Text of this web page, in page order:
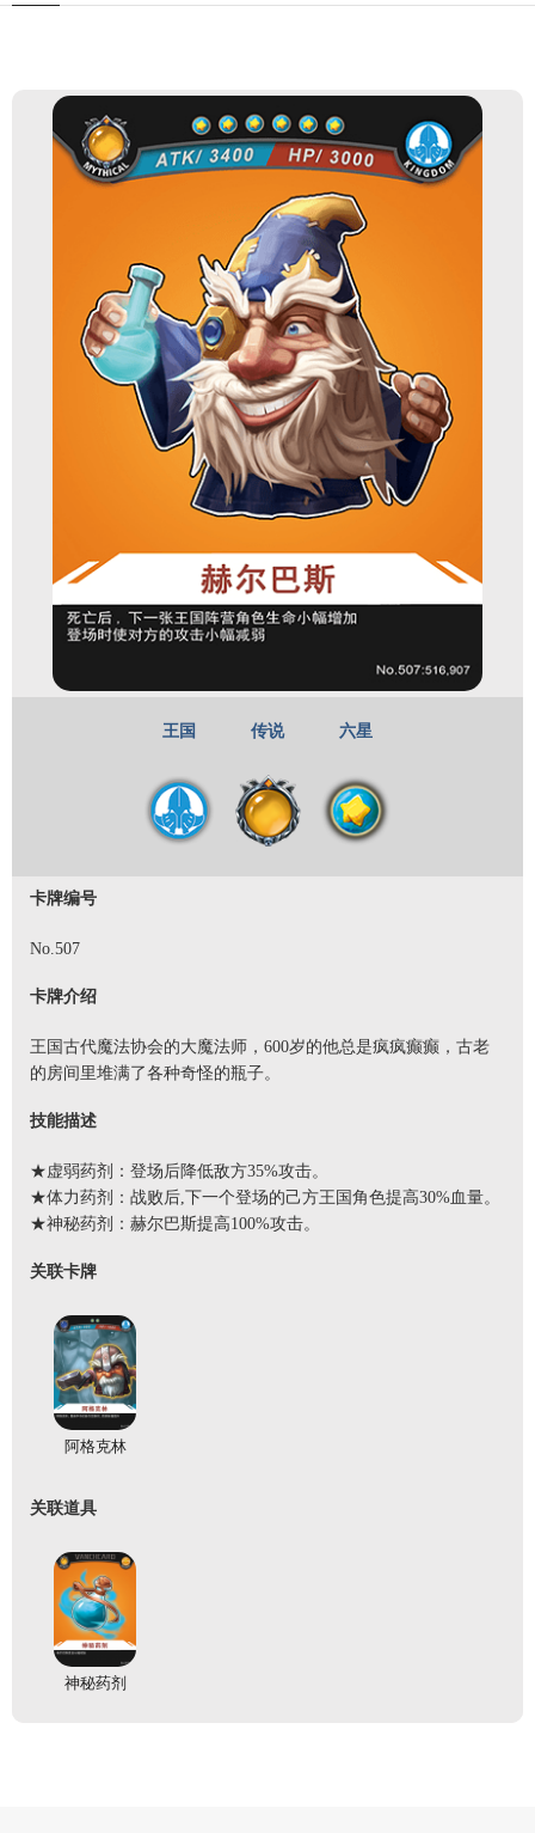
王国 传说 六星
卡牌编号
No.507
卡牌介绍
王国古代魔法协会的大魔法师，600岁的他总是疯疯癫癫，古老
的房间里堆满了各种奇怪的瓶子。
技能描述
★虚弱药剂：登场后降低敌方35%攻击。
★体力药剂：战败后,下一个登场的己方王国角色提高30%血量。
★神秘药剂：赫尔巴斯提高100%攻击。
关联卡牌
阿格克林
关联道具
神秘药剂